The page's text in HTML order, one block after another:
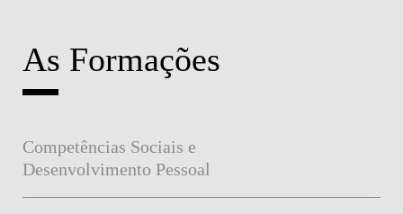
As Formações
Competências Sociais e
Desenvolvimento Pessoal